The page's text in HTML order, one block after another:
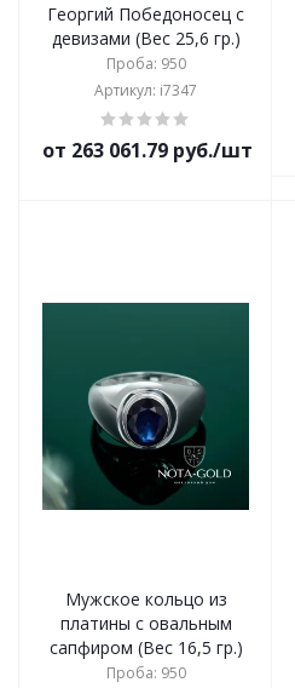
Георгий Победоносец с
девизами (Вес 25,6 гр.)
Проба: 950
Артикул: i7347
от 263 061.79 руб./шт
Мужское кольцо из
платины с овальным
сапфиром (Вес 16,5 гр.)
Проба: 950